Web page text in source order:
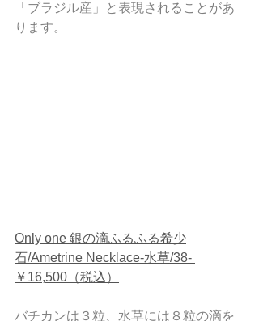
「ブラジル産」と表現されることがあ
ります。
Only one 銀の滴ふるふる希少
石/Ametrine Necklace-水草/38-
￥16,500（税込）
バチカンは３粒、水草には８粒の滴を